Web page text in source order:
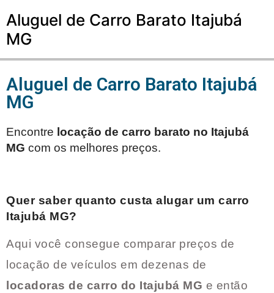
Aluguel de Carro Barato Itajubá
MG
Aluguel de Carro Barato Itajubá
MG
Encontre locação de carro barato no Itajubá
MG com os melhores preços.
Quer saber quanto custa alugar um carro
Itajubá MG?
Aqui você consegue comparar preços de
locação de veículos em dezenas de
locadoras de carro do Itajubá MG e então